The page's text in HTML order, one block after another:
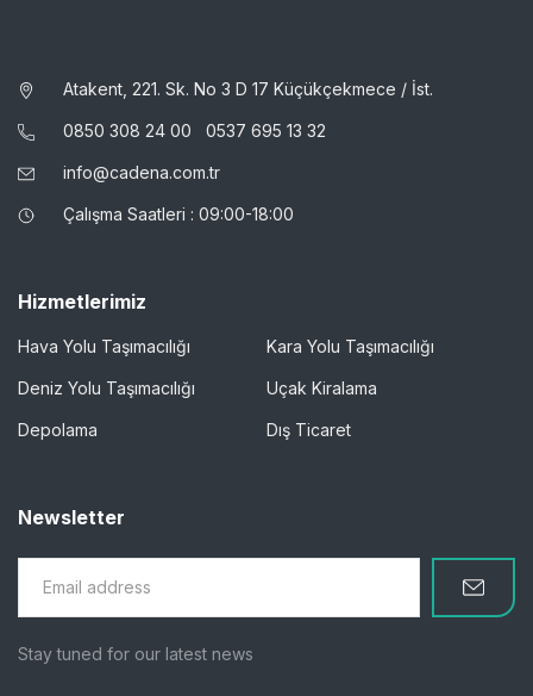
Atakent, 221. Sk. No 3 D 17 Küçükçekmece / İst.
0850 308 24 00 0537 695 13 32
info@cadena.com.tr
Çalışma Saatleri : 09:00-18:00
Hizmetlerimiz
Hava Yolu Taşımacılığı Kara Yolu Taşımacılığı
Deniz Yolu Taşımacılığı Uçak Kiralama
Depolama Dış Ticaret
Newsletter
Stay tuned for our latest news